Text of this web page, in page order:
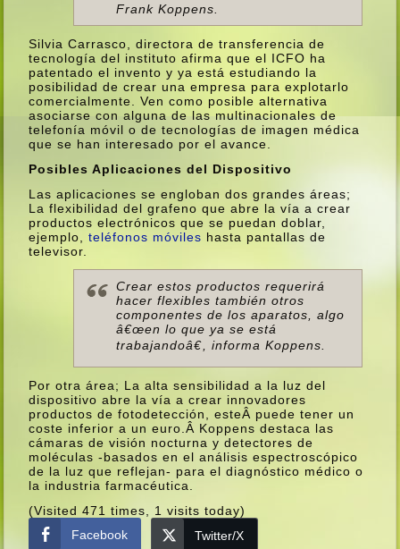
Frank Koppens.
Silvia Carrasco, directora de transferencia de
tecnologí­a del instituto afirma que el ICFO ha
patentado el invento y ya está estudiando la
posibilidad de crear una empresa para explotarlo
comercialmente. Ven como posible alternativa
asociarse con alguna de las multinacionales de
telefoní­a móvil o de tecnologí­as de imagen médica
que se han interesado por el avance.
Posibles Aplicaciones del Dispositivo
Las aplicaciones se engloban dos grandes áreas;
La flexibilidad del grafeno que abre la ví­a a crear
productos electrónicos que se puedan doblar,
ejemplo,teléfonos móviles hasta pantallas de
televisor.
Crear estos productos requerirá
hacer flexibles también otros
componentes de los aparatos, algo
â€œen lo que ya se está
trabajandoâ€, informa Koppens.
Por otra área; La alta sensibilidad a la luz del
dispositivo abre la ví­a a crear innovadores
productos de fotodetección, esteÂ puede tener un
coste inferior a un euro.Â Koppens destaca las
cámaras de visión nocturna y detectores de
moléculas -basados en el análisis espectroscópico
de la luz que reflejan- para el diagnóstico médico o
la industria farmacéutica.
(Visited 471 times, 1 visits today)
Facebook
Twitter/X